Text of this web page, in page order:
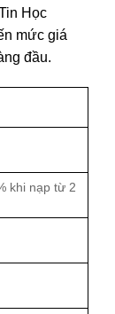
Học
mức giá
đầu.
khi nạp từ 2